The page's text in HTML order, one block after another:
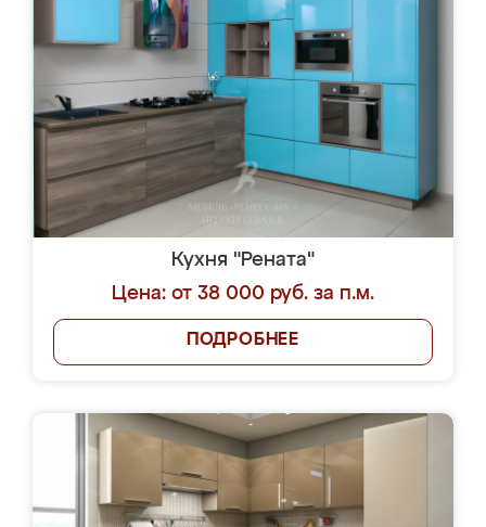
Кухня "Рената"
Цена: от 38 000 руб. за п.м.
ПОДРОБНЕЕ